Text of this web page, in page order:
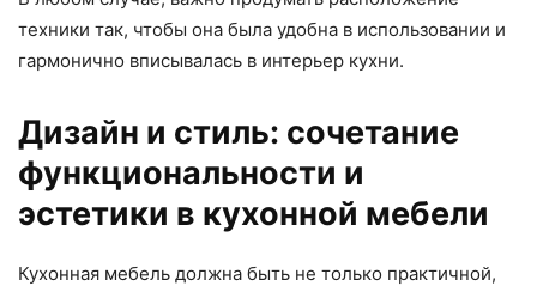
техники так, чтобы она была удобна в использовании и
гармонично вписывалась в интерьер кухни.
Дизайн и стиль: сочетание
функциональности и
эстетики в кухонной мебели
Кухонная мебель должна быть не только практичной,